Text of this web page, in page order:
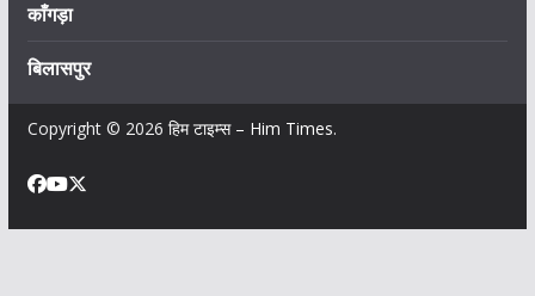
काँगड़ा
बिलासपुर
Copyright © 2026 हिम टाइम्स – Him Times.